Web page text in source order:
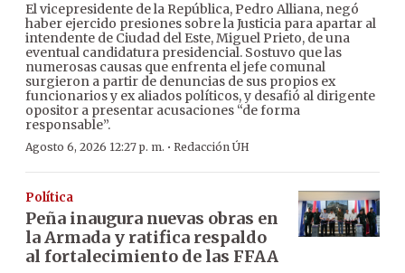
El vicepresidente de la República, Pedro Alliana, negó
haber ejercido presiones sobre la Justicia para apartar al
intendente de Ciudad del Este, Miguel Prieto, de una
eventual candidatura presidencial. Sostuvo que las
numerosas causas que enfrenta el jefe comunal
surgieron a partir de denuncias de sus propios ex
funcionarios y ex aliados políticos, y desafió al dirigente
opositor a presentar acusaciones “de forma
responsable”.
Agosto 6, 2026 12:27 p. m. · Redacción ÚH
Política
Peña inaugura nuevas obras en
la Armada y ratifica respaldo
al fortalecimiento de las FFAA